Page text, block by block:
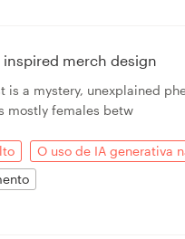
inspired merch design
is a mystery, unexplained
mostly females betw
O uso de IA generativa